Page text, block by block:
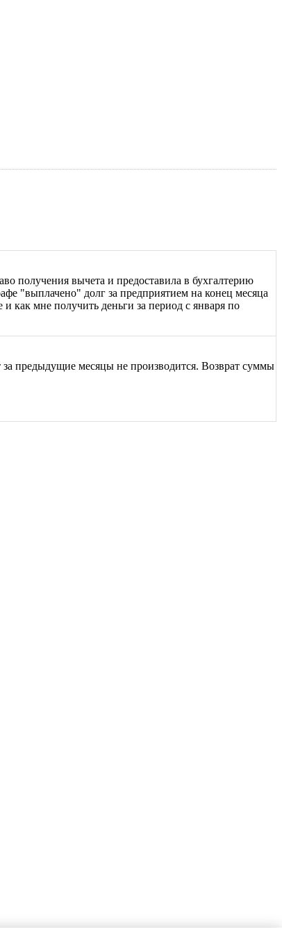
получения вычета и предоставила в бухгалтерию
"выплачено" долг за предприятием на конец месяца
как мне получить деньги за период с января по
предыдущие месяцы не производится. Возврат суммы